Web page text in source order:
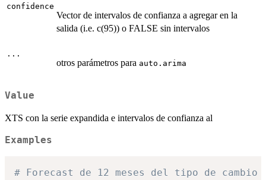
confidence
Vector de intervalos de confianza a agregar en la
salida (i.e. c(95)) o FALSE sin intervalos
...
otros parámetros para auto.arima
Value
XTS con la serie expandida e intervalos de confianza al
Examples
# Forecast de 12 meses del tipo de cambio